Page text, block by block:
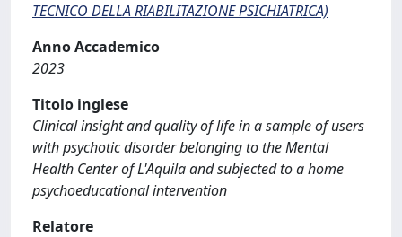
TECNICO DELLA RIABILITAZIONE PSICHIATRICA)
Anno Accademico
2023
Titolo inglese
Clinical insight and quality of life in a sample of users
with psychotic disorder belonging to the Mental
Health Center of L'Aquila and subjected to a home
psychoeducational intervention
Relatore